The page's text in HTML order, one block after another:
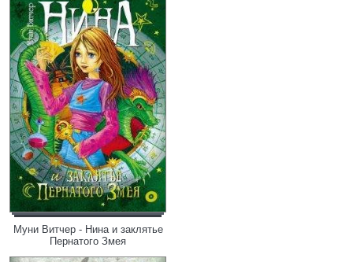
Муни Витчер - Нина и заклятье
Пернатого Змея